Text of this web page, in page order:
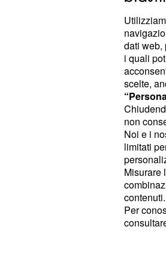
Si ipotizza
dopo marzo,
esperti
dapprima
nuovi top di
di
stiamo
altrettanti
voce grossa
del P9, oltre
nel 2015
grazie alla
dati web,
i quali
scelte,
non
Noi e i
limitati
Misurare
contenuti.
Per